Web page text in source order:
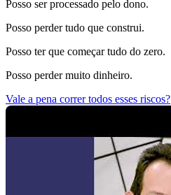
Posso ser processado pelo dono.
Posso perder tudo que construi.
Posso ter que começar tudo do zero.
Posso perder muito dinheiro.
Vale a pena correr todos esses riscos?